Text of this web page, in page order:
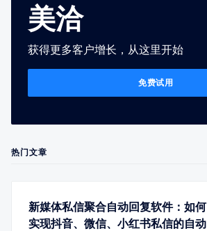
美洽
获得更多客户增长，从这里开始
免费试用
热门文章
新媒体私信聚合自动回复软件：如何
实现抖音、微信、小红书私信的自动